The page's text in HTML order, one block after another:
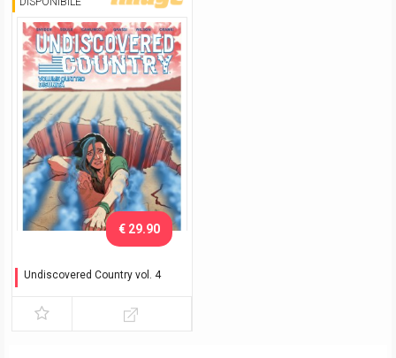
Undiscovered Country vol. 4
€ 29.90